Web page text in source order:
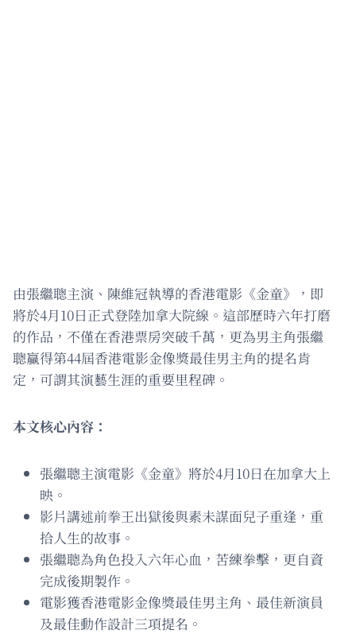
由張繼聰主演、陳維冠執導的香港電影《金童》，即
將於4月10日正式登陸加拿大院線。這部歷時六年打磨
的作品，不僅在香港票房突破千萬，更為男主角張繼
聰贏得第44屆香港電影金像獎最佳男主角的提名肯
定，可謂其演藝生涯的重要里程碑。
本文核心內容：
張繼聰主演電影《金童》將於4月10日在加拿大上
映。
影片講述前拳王出獄後與素未謀面兒子重逢，重
拾人生的故事。
張繼聰為角色投入六年心血，苦練拳擊，更自資
完成後期製作。
電影獲香港電影金像獎最佳男主角、最佳新演員
及最佳動作設計三項提名。